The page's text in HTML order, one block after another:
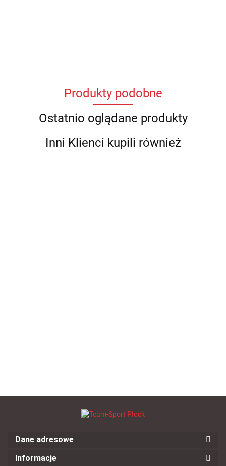
Produkty podobne
Ostatnio oglądane produkty
Inni Klienci kupili również
Dane adresowe
Informacje